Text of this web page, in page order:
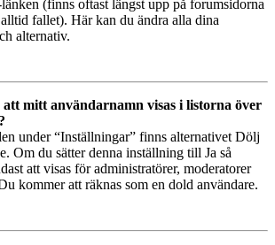
(finns oftast längst upp på forumsidorna
fallet). Här kan du ändra alla dina
alternativ.
mitt användarnamn visas i listorna över
under “Inställningar” finns alternativet Dölj
Om du sätter denna inställning till Ja så
att visas för administratörer, moderatorer
kommer att räknas som en dold användare.